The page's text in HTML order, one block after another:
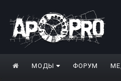
МОДЫ ФОРУМ